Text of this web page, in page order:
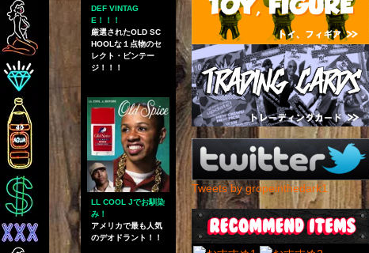
DEF VINTAG
E！！！
厳選されたOLD SC
HOOLな１点物のセ
レクト・ビンテー
ジ！！！
LL COOL Jでお馴染
み！
アメリカで最も人気
のデオドラント！！
Tweets by gropeinthedark1